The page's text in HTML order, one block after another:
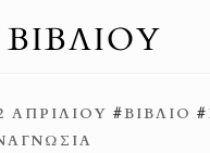
ΑΠΡΙΛΊΟΥ #ΒΙΒΛΊΟ #